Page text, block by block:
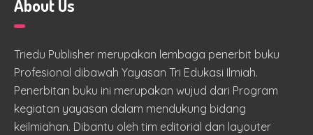
About Us
Triedu Publisher merupakan lembaga penerbit buku
Profesional dibawah Yayasan Tri Edukasi Ilmiah.
Penerbitan buku ini merupakan wujud dari Program
kegiatan yayasan dalam mendukung bidang
keilmiahan. Dibantu oleh tim editorial dan layouter